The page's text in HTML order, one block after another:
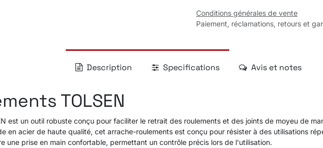
Conditions générales de vente
Paiement, réclamations, retours et
Description Specifications Avis et notes
TOLSEN
est un outil robuste conçu pour faciliter le retrait des roulements et des joints de moyeu de
en acier de haute qualité, cet arrache-roulements est conçu pour résister à des utilisations
une prise en main confortable, permettant un contrôle précis lors de l'utilisation.